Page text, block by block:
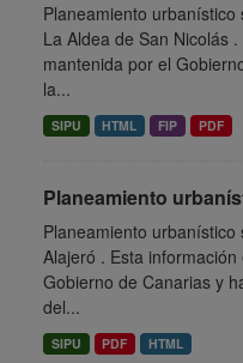
Planeamiento
La Aldea de San Nicolás
mantenida por el
la...
SIPU HTML FIP PDF
Planeamiento
Planeamiento
Alajeró . Esta
Gobierno de Canarias y
del...
SIPU PDF HTML